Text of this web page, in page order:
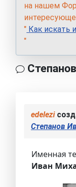
на нашем
" Как искать
"
edelezi
Степанов
Именная
Иван